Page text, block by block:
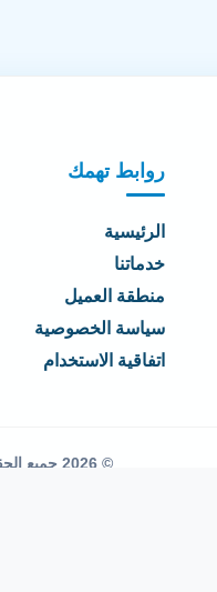
روابط تهمك
الرئيسية
خدماتنا
منطقة العميل
سياسة الخصوصية
اتفاقية الاستخدام
© 2026 جميع الحقوق محفوظة لـ